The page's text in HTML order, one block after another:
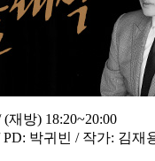
재방) 18:20~20:00
박귀빈 / 작가: 김재